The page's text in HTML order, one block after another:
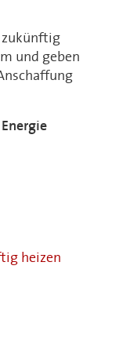
zukünftig
und geben
heizen